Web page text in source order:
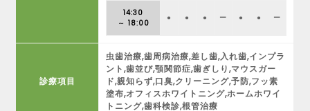
14:30
～ 18:00
● ● ● ー ● ● ー
診療項目
虫歯治療,歯周病治療,差し歯,入れ歯,インプラ
ント,歯並び,顎関節症,歯ぎしり,マウスガー
ド,親知らず,口臭,クリーニング,予防,フッ素
塗布,オフィスホワイトニング,ホームホワイ
トニング,歯科検診,根管治療